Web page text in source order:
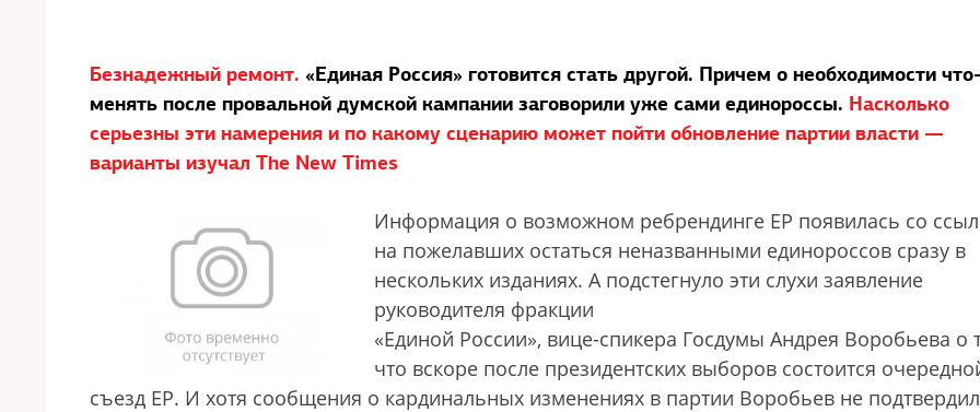
Безнадежный ремонт. «Единая Россия» готовится стать другой. Причем о необходимости
менять после провальной думской кампании заговорили уже сами единороссы. Насколько
серьезны эти намерения и по какому сценарию может пойти обновление партии власти —
варианты изучал The New Times
Информация о возможном ребрендинге ЕР появилась со
на пожелавших остаться неназванными единороссов сразу в
нескольких изданиях. А подстегнуло эти слухи заявление
руководителя фракции
«Единой России», вице-спикера Госдумы Андрея Воробьева о
что вскоре после президентских выборов состоится
съезд ЕР. И хотя сообщения о кардинальных изменениях в партии Воробьев не